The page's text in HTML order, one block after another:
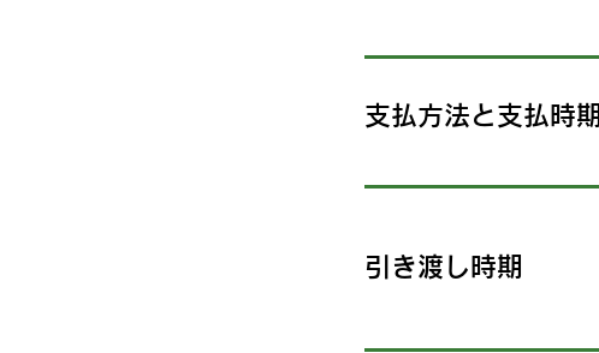
支払方法と支払時期
引き渡し時期